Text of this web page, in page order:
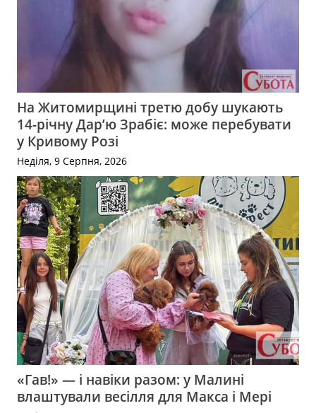
На Житомирщині третю добу шукають
14-річну Дар’ю Зрабіє: може перебувати
у Кривому Розі
Неділя, 9 Серпня, 2026
«Гав!» — і навіки разом: у Малині
влаштували весілля для Макса і Мері